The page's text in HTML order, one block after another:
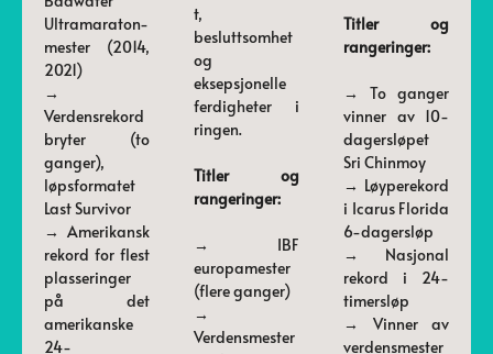
Ultramaraton-
mester (2014,
2021)
→
Verdensrekord
bryter (to
ganger),
løpsformatet
Last Survivor
→ Amerikansk
rekord for flest
plasseringer
på det
amerikanske
24-
t,
besluttsomhet
og
eksepsjonelle
ferdigheter i
ringen.
Titler og
rangeringer:
→ IBF
europamester
(flere ganger)
→
Verdensmester
Titler og
rangeringer:
→ To ganger
vinner av 10-
dagersløpet
Sri Chinmoy
→ Løyperekord
i Icarus Florida
6-dagersløp
→ Nasjonal
rekord i 24-
timersløp
→ Vinner av
verdensmester